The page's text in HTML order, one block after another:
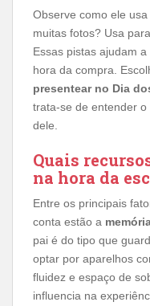
Observe como ele
muitas fotos? Usa
Essas pistas ajudam
hora da compra.
presentear no Dia
trata-se de entender
dele.
Quais
na hora da
Entre os principais
conta estão a
pai é do tipo que
optar por aparelhos
fluidez e espaço de
influencia na